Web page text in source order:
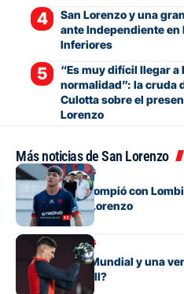
San Lorenzo y una
ante Independiente en
Inferiores
“Es muy difícil llegar a
normalidad”: la cruda
Culotta sobre el
Lorenzo
Más noticias de San Lorenzo
Mercado de pases
El juvenil que rompió con
futuro en San Lorenzo
Mercado de pases
Entre su gran Mundial y una
con Orlando Gill?